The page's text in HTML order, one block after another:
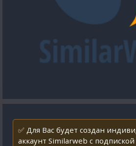
✅ Для Вас будет создан
аккаунт Similarweb с